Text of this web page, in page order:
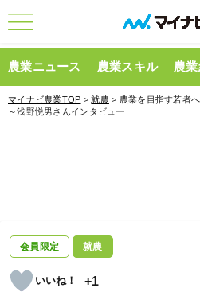
農業ニュース 農業スキル 農
マイナビ農業TOP >就農 > 農業を目指す若者
～浅野悦男さんインタビュー
会員限定 就農
+1